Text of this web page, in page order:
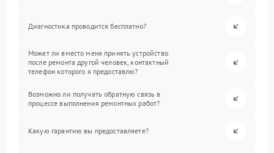
Диагностика проводится бесплатно?
Может ли вместо меня принять устройство
после ремонта другой человек, контактный
телефон которого я предоставлю?
Возможно ли получать обратную связь в
процессе выполнения ремонтных работ?
Какую гарантию вы предоставляете?